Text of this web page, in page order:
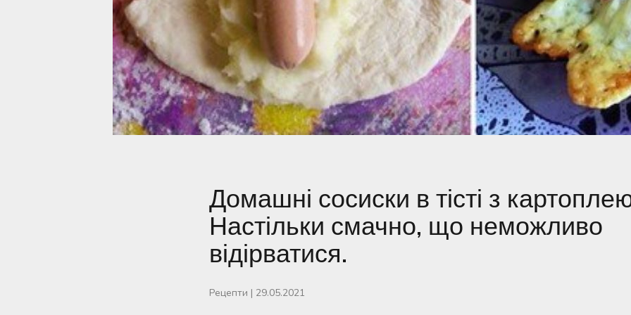
Домашні сосиски в тісті з
Настільки смачно, що неможливо
відірватися.
Рецепти | 29.05.2021